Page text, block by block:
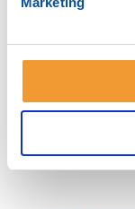
Let op: Je
Jouw in de
e-mailadres is